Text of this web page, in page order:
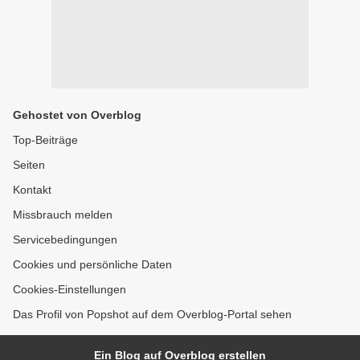
Gehostet von Overblog
Top-Beiträge
Seiten
Kontakt
Missbrauch melden
Servicebedingungen
Cookies und persönliche Daten
Cookies-Einstellungen
Das Profil von Popshot auf dem Overblog-Portal sehen
Ein Blog auf Overblog erstellen